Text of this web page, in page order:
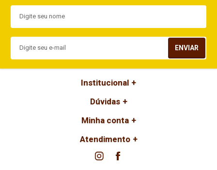
ENVIAR
Institucional
Dúvidas
Minha conta
Atendimento